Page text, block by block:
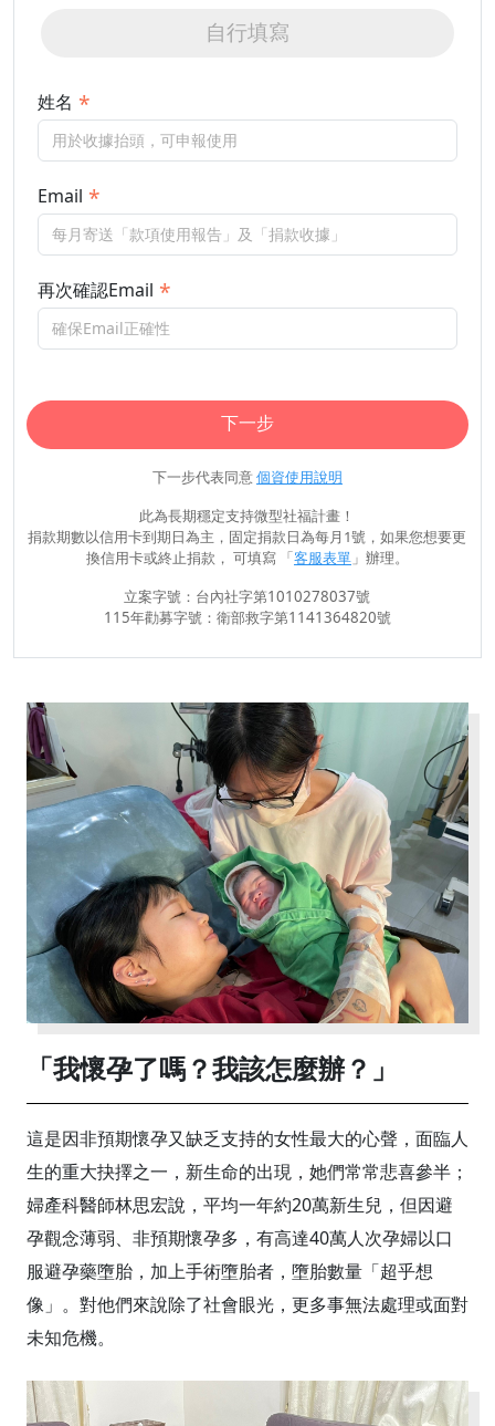
自行填寫
姓名
Email
再次確認Email
下一步
下一步代表同意個資使用說明
此為長期穩定支持微型社福計畫！
捐款期數以信用卡到期日為主，固定捐款日為每月1號，如果您想要更
換信用卡或終止捐款， 可填寫 「客服表單」辦理。
立案字號：台內社字第1010278037號
115年勸募字號：衛部救字第1141364820號
「我懷孕了嗎？我該怎麼辦？」
這是因非預期懷孕又缺乏支持的女性最大的心聲，面臨人
生的重大抉擇之一，新生命的出現，她們常常悲喜參半；
婦產科醫師林思宏說，平均一年約20萬新生兒，但因避
孕觀念薄弱、非預期懷孕多，有高達40萬人次孕婦以口
服避孕藥墮胎，加上手術墮胎者，墮胎數量「超乎想
像」。對他們來說除了社會眼光，更多事無法處理或面對
未知危機。